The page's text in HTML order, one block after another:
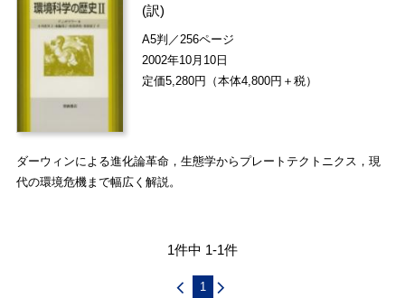
(訳)
A5判／256ページ
2002年10月10日
定価5,280円（本体4,800円＋税）
ダーウィンによる進化論革命，生態学からプレートテクトニクス，現
代の環境危機まで幅広く解説。
1件中 1-1件
1